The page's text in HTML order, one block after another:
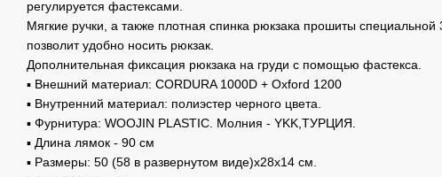
регулируется фастексами.
Мягкие ручки, а также плотная спинка рюкзака прошиты специальной
позволит удобно носить рюкзак.
Дополнительная фиксация рюкзака на груди с помощью фастекса.
▪️ Внешний материал: CORDURA 1000D + Oxford 1200
▪️ Внутренний материал: полиэстер черного цвета.
▪️ Фурнитура: WOOJIN PLASTIC. Молния - YKK,ТУРЦИЯ.
▪️ Длина лямок - 90 см
▪️ Размеры: 50 (58 в развернутом виде)х28х14 см.